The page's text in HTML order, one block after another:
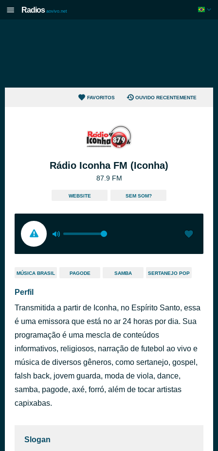
Radios aovivo.net
FAVORITOS OUVIDO RECENTEMENTE
Rádio Iconha FM (Iconha)
87.9 FM
WEBSITE SEM SOM?
MÚSICA BRASIL PAGODE SAMBA SERTANEJO POP
Perfil
Transmitida a partir de Iconha, no Espírito Santo, essa
é uma emissora que está no ar 24 horas por dia. Sua
programação é uma mescla de conteúdos
informativos, religiosos, narração de futebol ao vivo e
música de diversos gêneros, como sertanejo, gospel,
falsh back, jovem guarda, moda de viola, dance,
samba, pagode, axé, forró, além de tocar artistas
capixabas.
Slogan